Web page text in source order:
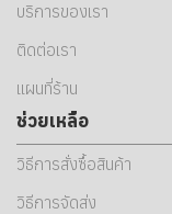
บริการของเรา
ติดต่อเรา
แผนที่ร้าน
ช่วยเหลือ
วิธีการสั่งซื้อสินค้า
วิธีการจัดส่ง